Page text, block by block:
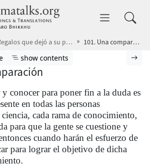
dhammatalks.org
Regalos que dejó a su paso 101. Una comparación
Show table of contents
show contents
conocer para poner fin a la duda es
en todas las personas
ciencia, cada rama de conocimiento,
para que la gente se cuestione y
cuando harán el esfuerzo de
para lograr el objetivo de dicha